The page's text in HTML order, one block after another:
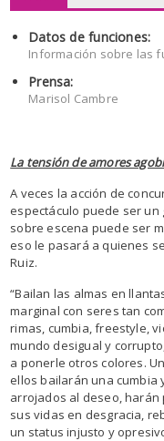
Datos de funciones:
Información sobre las
Prensa:
Marisol Cambre
La tensión de amores
A veces la acción de
espectáculo puede ser
sobre escena puede ser
eso le pasará a quienes
Ruiz.
“Bailan las almas en
marginal con seres tan
rimas, cumbia, freestyle,
mundo desigual y
a ponerle otros colores.
ellos bailarán una cumbia
arrojados al deseo,
sus vidas en desgracia,
un status injusto y